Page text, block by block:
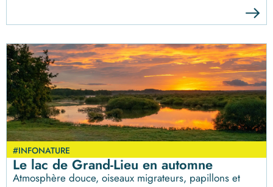
#INFONATURE
Le lac de Grand-Lieu en automne
Atmosphère douce, oiseaux migrateurs, papillons et